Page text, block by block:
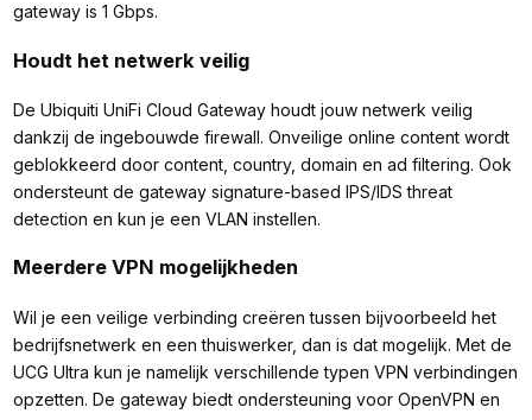
gateway is 1 Gbps.
Houdt het netwerk veilig
De Ubiquiti UniFi Cloud Gateway houdt jouw netwerk veilig
dankzij de ingebouwde firewall. Onveilige online content wordt
geblokkeerd door content, country, domain en ad filtering. Ook
ondersteunt de gateway signature-based IPS/IDS threat
detection en kun je een VLAN instellen.
Meerdere VPN mogelijkheden
Wil je een veilige verbinding creëren tussen bijvoorbeeld het
bedrijfsnetwerk en een thuiswerker, dan is dat mogelijk. Met de
UCG Ultra kun je namelijk verschillende typen VPN verbindingen
opzetten. De gateway biedt ondersteuning voor OpenVPN en